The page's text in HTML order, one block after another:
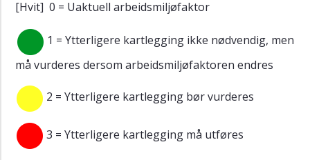
[Hvit] 0 = Uaktuell arbeidsmiljøfaktor
1 = Ytterligere kartlegging ikke nødvendig, men
må vurderes dersom arbeidsmiljøfaktoren endres
2 = Ytterligere kartlegging bør vurderes
3 = Ytterligere kartlegging må utføres